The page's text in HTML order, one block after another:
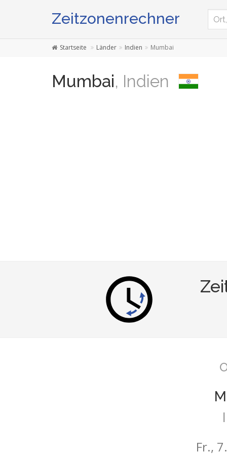
Zeitzonenrechner
Startseite Länder Indien Mumbai
Mumbai, Indien
Fr.,